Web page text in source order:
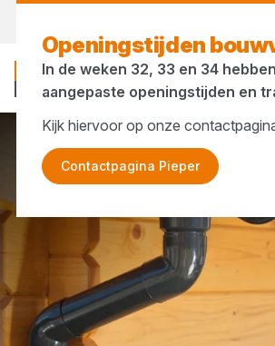
... Dakgoten
Openingstijden
In de weken 32, 33 en 34
aangepaste openingstijden en
Kijk hiervoor op onze
Contactpagina Pieper